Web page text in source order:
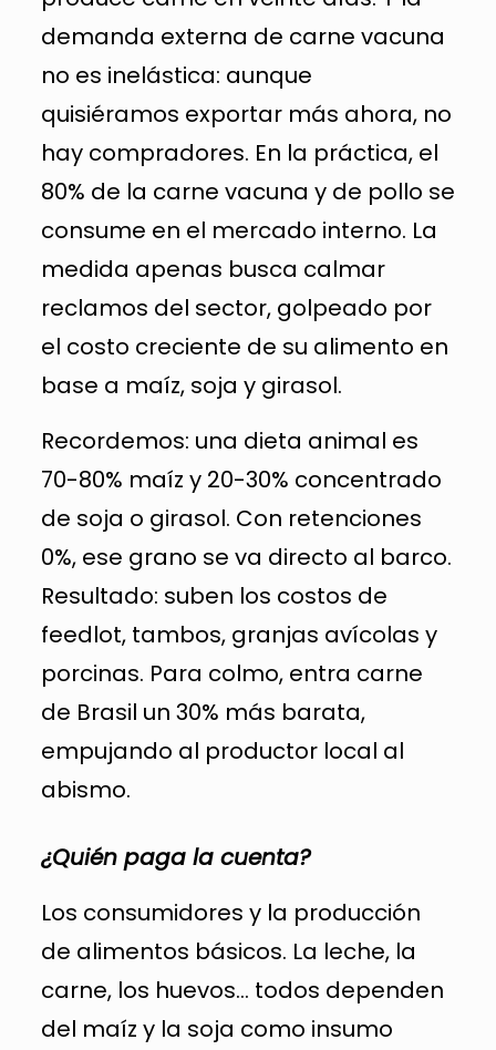
demanda externa de carne vacuna
no es inelástica: aunque
quisiéramos exportar más ahora, no
hay compradores. En la práctica, el
80% de la carne vacuna y de pollo se
consume en el mercado interno. La
medida apenas busca calmar
reclamos del sector, golpeado por
el costo creciente de su alimento en
base a maíz, soja y girasol.
Recordemos: una dieta animal es
70-80% maíz y 20-30% concentrado
de soja o girasol. Con retenciones
0%, ese grano se va directo al barco.
Resultado: suben los costos de
feedlot, tambos, granjas avícolas y
porcinas. Para colmo, entra carne
de Brasil un 30% más barata,
empujando al productor local al
abismo.
¿Quién paga la cuenta?
Los consumidores y la producción
de alimentos básicos. La leche, la
carne, los huevos… todos dependen
del maíz y la soja como insumo